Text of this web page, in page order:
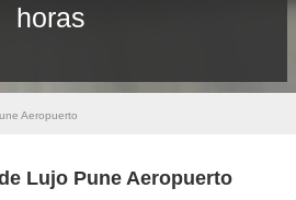
horas
Aeropuerto
Lujo Pune Aeropuerto